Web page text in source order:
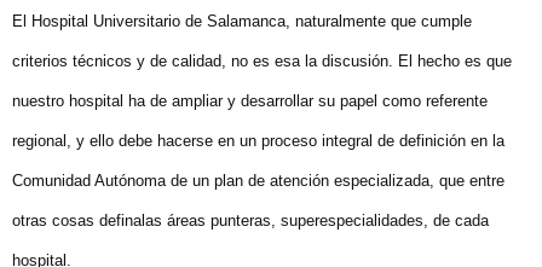
El Hospital Universitario de Salamanca, naturalmente que cumple
criterios técnicos y de calidad, no es esa la discusión. El hecho es que
nuestro hospital ha de ampliar y desarrollar su papel como referente
regional, y ello debe hacerse en un proceso integral de definición en la
Comunidad Autónoma de un plan de atención especializada, que entre
otras cosas definalas áreas punteras, superespecialidades, de cada
hospital.